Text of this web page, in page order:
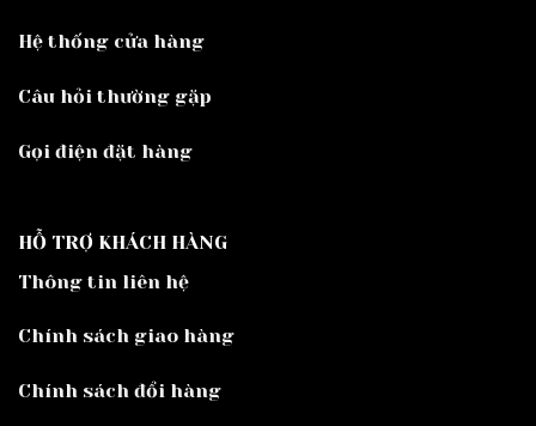
Hệ thống cửa hàng
Câu hỏi thường gặp
Gọi điện đặt hàng
HỖ TRỢ KHÁCH HÀNG
Thông tin liên hệ
Chính sách giao hàng
Chính sách đổi hàng